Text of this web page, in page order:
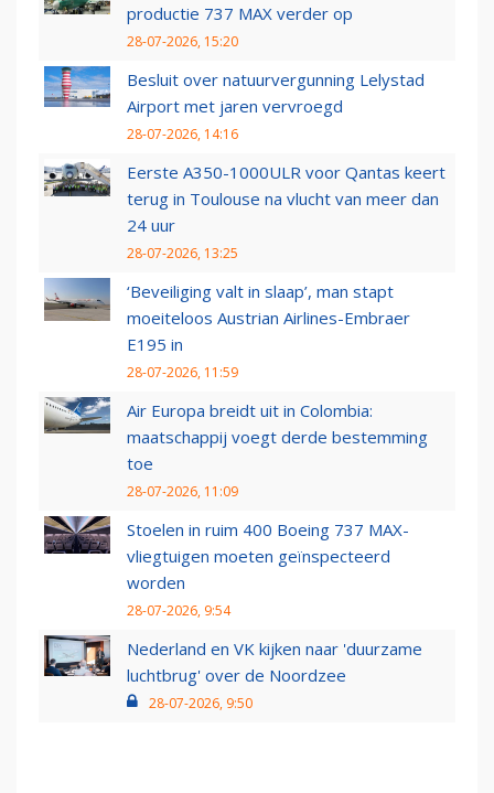
productie 737 MAX verder op
28-07-2026, 15:20
Besluit over natuurvergunning Lelystad
Airport met jaren vervroegd
28-07-2026, 14:16
Eerste A350-1000ULR voor Qantas keert
terug in Toulouse na vlucht van meer dan
24 uur
28-07-2026, 13:25
‘Beveiliging valt in slaap’, man stapt
moeiteloos Austrian Airlines-Embraer
E195 in
28-07-2026, 11:59
Air Europa breidt uit in Colombia:
maatschappij voegt derde bestemming
toe
28-07-2026, 11:09
Stoelen in ruim 400 Boeing 737 MAX-
vliegtuigen moeten geïnspecteerd
worden
28-07-2026, 9:54
Nederland en VK kijken naar 'duurzame
luchtbrug' over de Noordzee
28-07-2026, 9:50